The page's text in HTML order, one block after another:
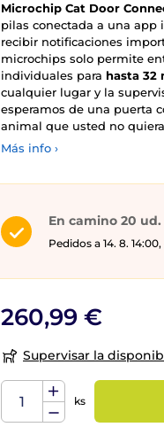
Microchip Cat Door
pilas conectada a una
recibir notificaciones
microchips solo permite
individuales para hasta 32
cualquier lugar y la
esperamos de una puerta
animal que usted no
Más info ›
En camino 20 ud.
Pedidos a 14. 8.
260,99 €
Supervisar la
ks